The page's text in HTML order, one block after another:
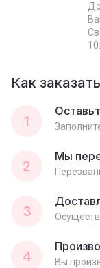
Как заказать
1
2
Мы
3
4 Вы